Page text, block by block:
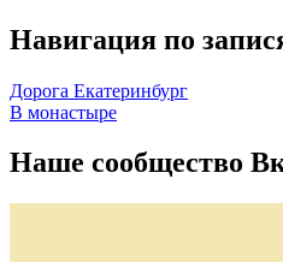
Навигация по
Дорога Екатеринбург
В монастыре
Наше сообщество